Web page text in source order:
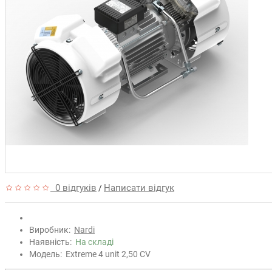
0 відгуків / Написати відгук
Виробник: Nardi
Наявність: На складі
Модель: Extreme 4 unit 2,50 CV